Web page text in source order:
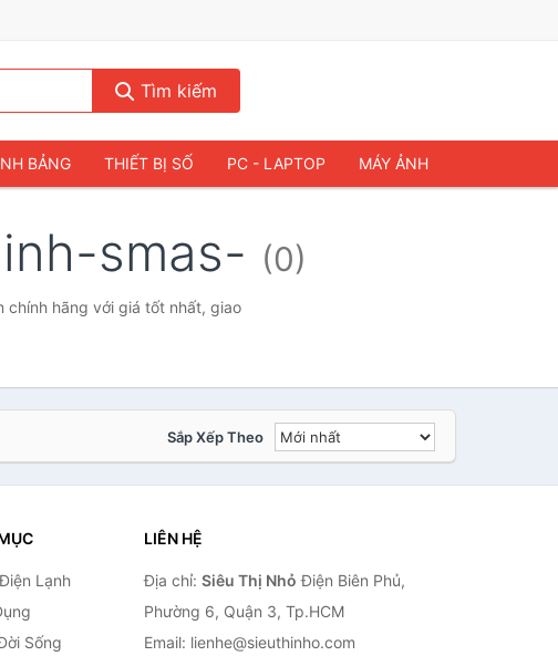
Tìm kiếm
BẢNG THIẾT BỊ SỐ PC - LAPTOP MÁY ẢNH
smas- (0)
hãng với giá tốt nhất, giao
Sắp Xếp Theo
Lạnh
Sống
LIÊN HỆ
Địa chỉ: Siêu Thị Nhỏ Điện Biên Phủ,
Phường 6, Quận 3, Tp.HCM
Email: lienhe@sieuthinho.com